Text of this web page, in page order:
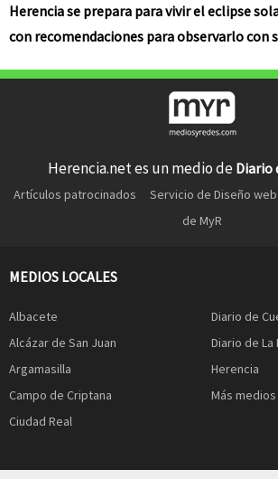
Herencia se prepara para vivir el eclipse
con recomendaciones para observarlo con
Herencia.net es un medio de Diario
Artículos patrocinados Servicio de Diseño web
de MyR
MEDIOS LOCALES
Albacete
Alcázar de San Juan
Argamasilla
Campo de Criptana
Ciudad Real
Diario de
Diario de La
Herencia
Más